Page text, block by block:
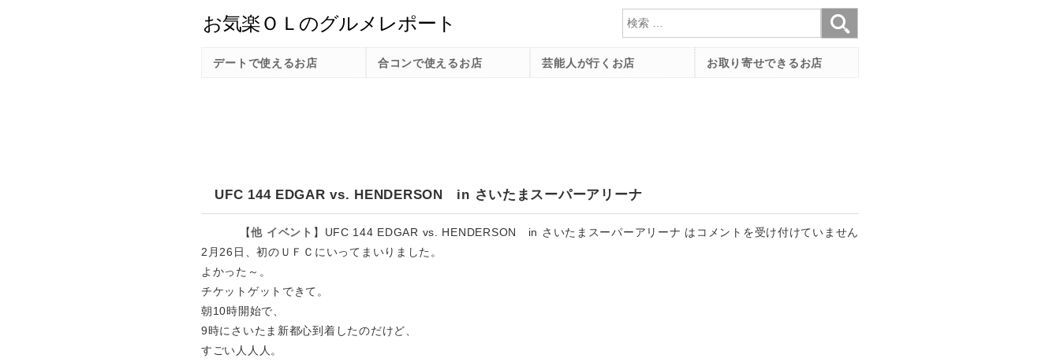
検索
UFC 144 EDGAR vs. HENDERSON in さいたまスーパーアリーナ
【他 イベント 】 UFC 144 EDGAR vs. HENDERSON in さいたまスーパーアリーナ は コメントを受け付けていません
2月26日、初のＵＦＣにいってまいりました。
よかった～。
チケットゲットできて。
朝10時開始で、
9時にさいたま新都心到着したのだけど、
すごい人人人。
デートで使えるお店 合コンで使えるお店 芸能人が行くお店 お取り寄せできるお店